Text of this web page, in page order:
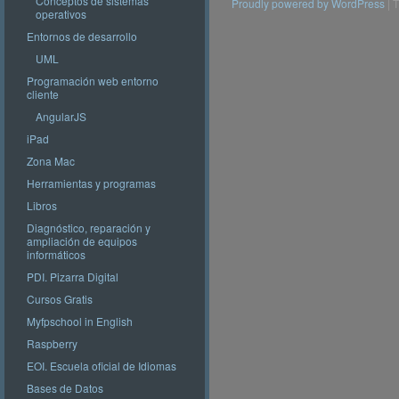
operativos
Entornos de desarrollo
UML
Programación web entorno
cliente
AngularJS
iPad
Zona Mac
Herramientas y programas
Libros
Diagnóstico, reparación y
ampliación de equipos
informáticos
PDI. Pizarra Digital
Cursos Gratis
Myfpschool in English
Raspberry
EOI. Escuela oficial de Idiomas
Bases de Datos
Proudly powered by WordPress